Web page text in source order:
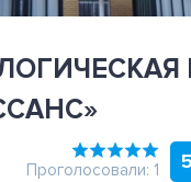
Проголосовали: 1 5